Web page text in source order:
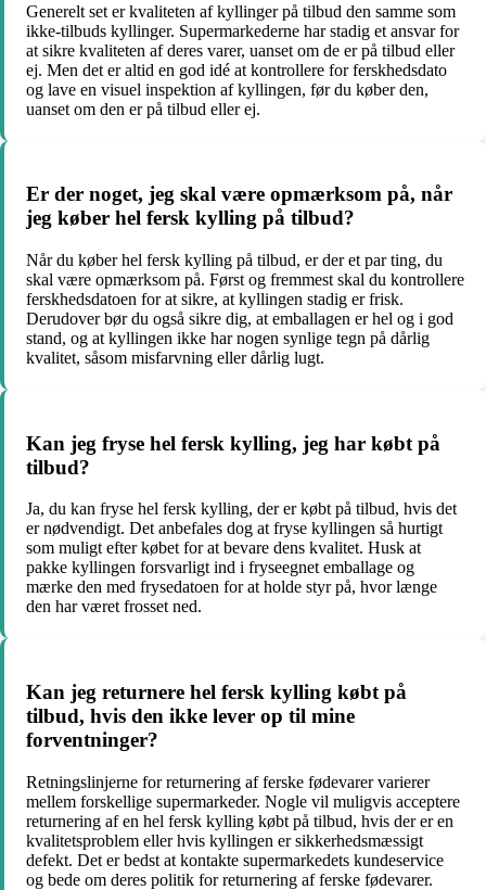
Generelt set er kvaliteten af kyllinger på tilbud den samme som
ikke-tilbuds kyllinger. Supermarkederne har stadig et ansvar for
at sikre kvaliteten af deres varer, uanset om de er på tilbud eller
ej. Men det er altid en god idé at kontrollere for ferskhedsdato
og lave en visuel inspektion af kyllingen, før du køber den,
uanset om den er på tilbud eller ej.
Er der noget, jeg skal være opmærksom på, når
jeg køber hel fersk kylling på tilbud?
Når du køber hel fersk kylling på tilbud, er der et par ting, du
skal være opmærksom på. Først og fremmest skal du kontrollere
ferskhedsdatoen for at sikre, at kyllingen stadig er frisk.
Derudover bør du også sikre dig, at emballagen er hel og i god
stand, og at kyllingen ikke har nogen synlige tegn på dårlig
kvalitet, såsom misfarvning eller dårlig lugt.
Kan jeg fryse hel fersk kylling, jeg har købt på
tilbud?
Ja, du kan fryse hel fersk kylling, der er købt på tilbud, hvis det
er nødvendigt. Det anbefales dog at fryse kyllingen så hurtigt
som muligt efter købet for at bevare dens kvalitet. Husk at
pakke kyllingen forsvarligt ind i fryseegnet emballage og
mærke den med frysedatoen for at holde styr på, hvor længe
den har været frosset ned.
Kan jeg returnere hel fersk kylling købt på
tilbud, hvis den ikke lever op til mine
forventninger?
Retningslinjerne for returnering af ferske fødevarer varierer
mellem forskellige supermarkeder. Nogle vil muligvis acceptere
returnering af en hel fersk kylling købt på tilbud, hvis der er en
kvalitetsproblem eller hvis kyllingen er sikkerhedsmæssigt
defekt. Det er bedst at kontakte supermarkedets kundeservice
og bede om deres politik for returnering af ferske fødevarer.